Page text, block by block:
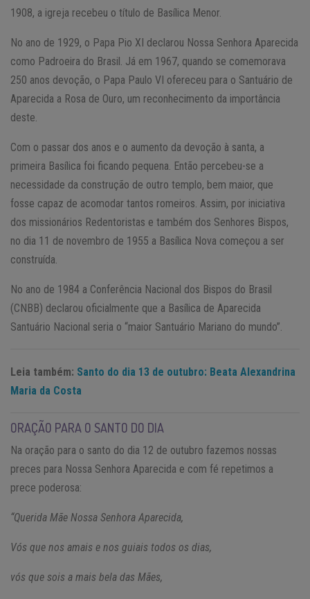
1908, a igreja recebeu o título de Basílica Menor.
No ano de 1929, o Papa Pio XI declarou Nossa Senhora Aparecida
como Padroeira do Brasil. Já em 1967, quando se comemorava
250 anos devoção, o Papa Paulo VI ofereceu para o Santuário de
Aparecida a Rosa de Ouro, um reconhecimento da importância
deste.
Com o passar dos anos e o aumento da devoção à santa, a
primeira Basílica foi ficando pequena. Então percebeu-se a
necessidade da construção de outro templo, bem maior, que
fosse capaz de acomodar tantos romeiros. Assim, por iniciativa
dos missionários Redentoristas e também dos Senhores Bispos,
no dia 11 de novembro de 1955 a Basílica Nova começou a ser
construída.
No ano de 1984 a Conferência Nacional dos Bispos do Brasil
(CNBB) declarou oficialmente que a Basílica de Aparecida
Santuário Nacional seria o “maior Santuário Mariano do mundo”.
Leia também: Santo do dia 13 de outubro: Beata Alexandrina
Maria da Costa
ORAÇÃO PARA O SANTO DO DIA
Na oração para o santo do dia 12 de outubro fazemos nossas
preces para Nossa Senhora Aparecida e com fé repetimos a
prece poderosa:
“Querida Mãe Nossa Senhora Aparecida,
Vós que nos amais e nos guiais todos os dias,
vós que sois a mais bela das Mães,